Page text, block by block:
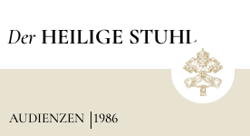
Der HEILIGE STUHL
AUDIENZEN 1986